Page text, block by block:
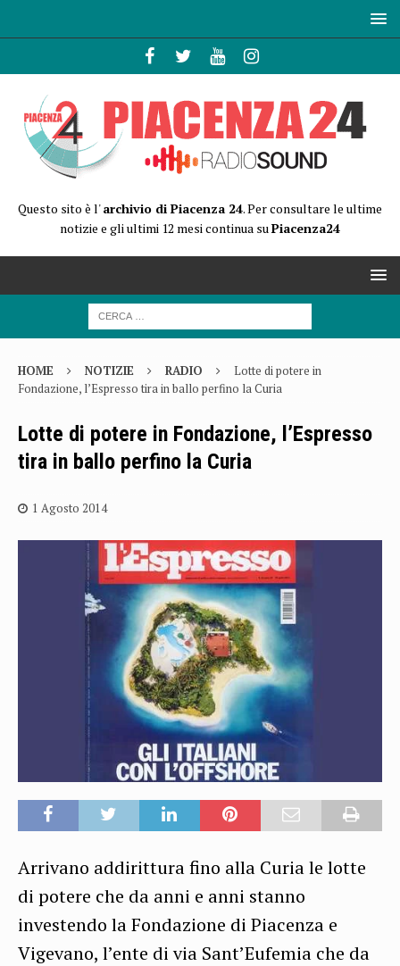
Questo sito è l'archivio di Piacenza 24. Per consultare le ultime
notizie e gli ultimi 12 mesi continua suPiacenza24
HOME NOTIZIE RADIO
Lotte di potere in
Fondazione, l’Espresso tira in ballo perfino la Curia
Lotte di potere in Fondazione, l’Espresso
tira in ballo perfino la Curia
1 Agosto 2014
Arrivano addirittura fino alla Curia le lotte
di potere che da anni e anni stanno
investendo la Fondazione di Piacenza e
Vigevano, l’ente di via Sant’Eufemia che da